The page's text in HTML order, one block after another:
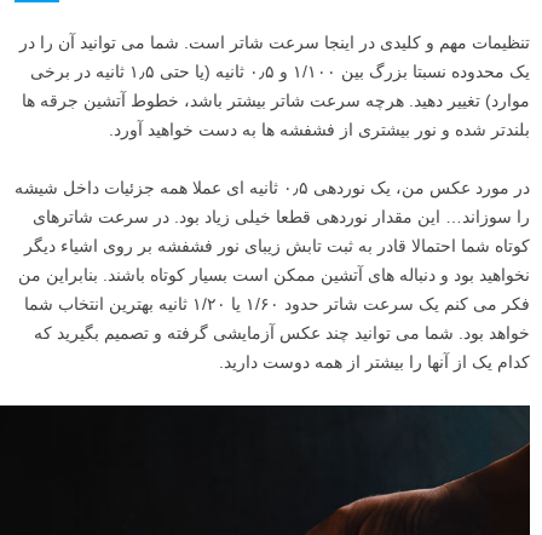
تنظیمات مهم و کلیدی در اینجا سرعت شاتر است. شما می توانید آن را در
یک محدوده نسبتا بزرگ بین ۱/۱۰۰ و ۰٫۵ ثانیه (یا حتی ۱٫۵ ثانیه در برخی
موارد) تغییر دهید. هرچه سرعت شاتر بیشتر باشد، خطوط آتشین جرقه ها
بلندتر شده و نور بیشتری از فشفشه ها به دست خواهید آورد.
در مورد عکس من، یک نوردهی ۰٫۵ ثانیه ای عملا همه جزئیات داخل شیشه
را سوزاند… این مقدار نوردهی قطعا خیلی زیاد بود. در سرعت شاترهای
کوتاه شما احتمالا قادر به ثبت تابش زیبای نور فشفشه بر روی اشیاء دیگر
نخواهید بود و دنباله های آتشین ممکن است بسیار کوتاه باشند. بنابراین من
فکر می کنم یک سرعت شاتر حدود ۱/۶۰ یا ۱/۲۰ ثانیه بهترین انتخاب شما
خواهد بود. شما می توانید چند عکس آزمایشی گرفته و تصمیم بگیرید که
کدام یک از آنها را بیشتر از همه دوست دارید.